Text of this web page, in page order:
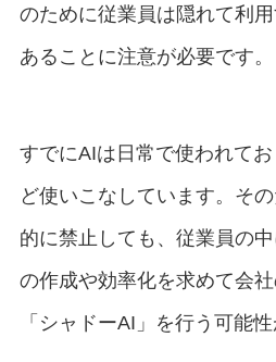
のために従業員は隠れて利
あることに注意が必要です。
すでにAIは日常で使われて
ど使いこなしています。そ
的に禁止しても、従業員の
の作成や効率化を求めて会
「シャドーAI」を行う可能性